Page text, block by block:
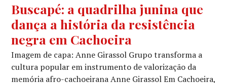
Buscapé: a quadrilha junina que
dança a história da resistência
negra em Cachoeira
Imagem de capa: Anne Girassol Grupo transforma a
cultura popular em instrumento de valorização da
memória afro-cachoeirana Anne Girassol Em Cachoeira,